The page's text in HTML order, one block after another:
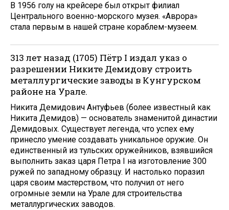
В 1956 голу на крейсере был открыт филиал
Центрального военно-морского музея. «Аврора»
стала первым в нашей стране кораблем-музеем.
313 лет назад (1705) Пётр I издал указ о
разрешении Никите Демидову строить
металлургические заводы в Кунгурском
районе на Урале.
Никита Демидович Антуфьев (более известный как
Никита Демидов) — основатель знаменитой династии
Демидовых. Существует легенда, что успех ему
принесло умение создавать уникальное оружие. Он
единственный из тульских оружейников, взявшийся
выполнить заказ царя Петра I на изготовление 300
ружей по западному образцу. И настолько поразил
царя своим мастерством, что получил от него
огромные земли на Урале для строительства
металлургических заводов.